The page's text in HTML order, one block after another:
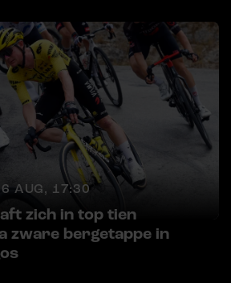
6 AUG, 17:30
zich in top tien
zware bergetappe in